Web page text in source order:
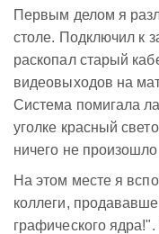
Первым делом я
столе. Подключил к
раскопал старый
видеовыходов на
Система помигала
уголке красный
ничего не
На этом месте я
коллеги,
графического